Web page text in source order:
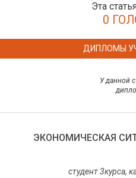
Эта
0
ДИПЛОМЫ
У данной
ЭКОНОМИЧЕСКАЯ
студент